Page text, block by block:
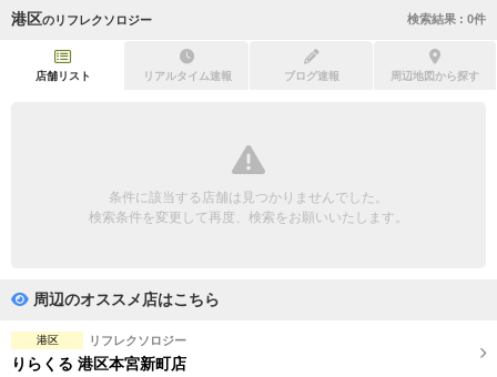
初回割引あり リピーター割引あり
団体様歓迎
ペアルームあり
フットバスあり
港区のリフレクソロジー 検索結果 : 0件
店舗リスト リアルタイム速報 ブログ速報 周辺地図から探す
条件に該当する店舗は見つかりませんでした。
検索条件を変更して再度、検索をお願いいたします。
周辺のオススメ店はこちら
港区 リフレクソロジー
りらくる 港区本宮新町店